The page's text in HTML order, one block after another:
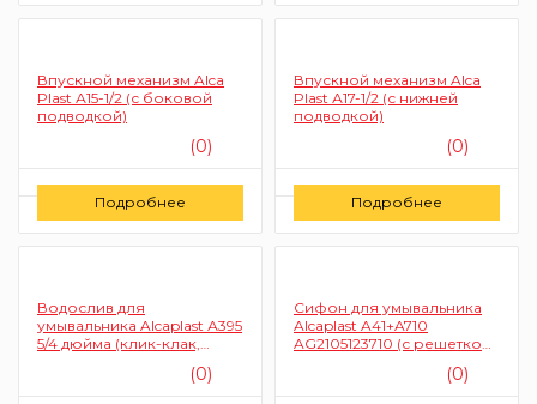
Впускной механизм Alca
Plast А15-1/2 (с боковой
подводкой)
(0)
Заказать
Подробнее
Впускной механизм Alca
Plast А17-1/2 (с нижней
подводкой)
(0)
Заказать
Подробнее
Водослив для
умывальника Alcaplast А395
5/4 дюйма (клик-клак,
(0)
Сифон для умывальника
Alcaplast A41+A710
AG2105123710 (с решеткой
(0)